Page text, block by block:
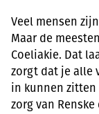
Veel mensen
Maar de
Coeliakie. Dat
zorgt dat je alle
in kunnen
zorg van